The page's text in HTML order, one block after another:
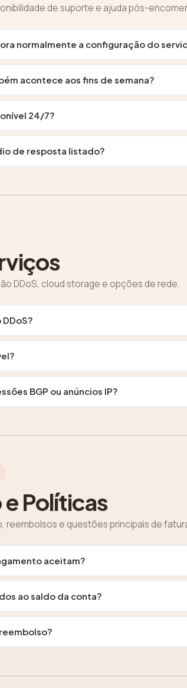
de suporte e ajuda pós-
normalmente a configuração do
acontece aos fins de semana?
24/7?
de resposta listado?
DDoS, cloud storage e opções de rede.
BGP ou anúncios IP?
Políticas
reembolsos e questões principais de
aceitam?
ao saldo da conta?